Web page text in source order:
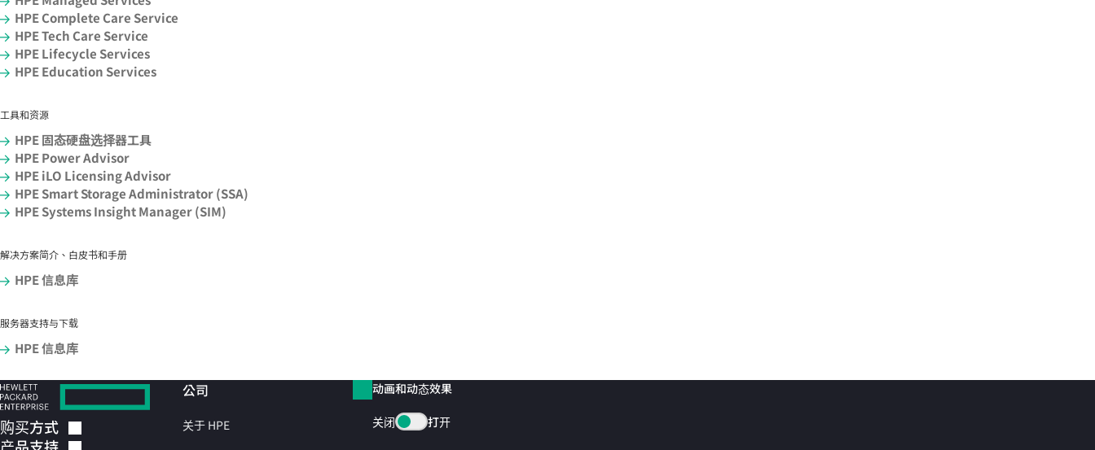
HPE Complete Care Service
HPE Tech Care Service
HPE Lifecycle Services
HPE Education Services
工具和资源
HPE 固态硬盘选择器工具
HPE Power Advisor
HPE iLO Licensing Advisor
HPE Smart Storage Administrator (SSA)
HPE Systems Insight Manager (SIM)
解决方案简介、白皮书和手册
HPE 信息库
服务器支持与下载
HPE 信息库
购买方式
产品支持
公司
关于 HPE
动画和动态效果
关闭 打开